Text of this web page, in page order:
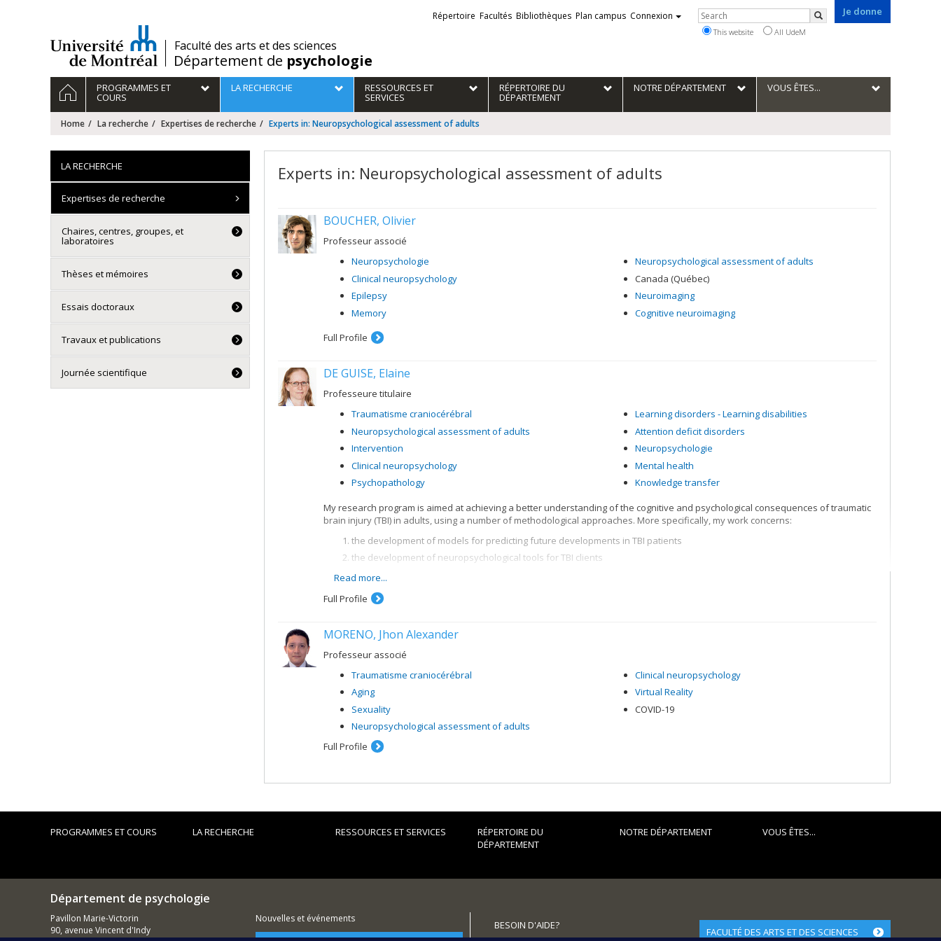
/Faculté des arts et des sciences
Département de psychologie
Je donne
Liens
externes
Répertoire Facultés Bibliothèques Plan campus Connexion Rechercher
Search
This website All UdeM
Navigation
principale
HOMEPROGRAMMES ET
COURS
LA RECHERCHE RESSOURCES ET
SERVICES
RÉPERTOIRE DU
DÉPARTEMENT
NOTRE DÉPARTEMENT VOUS ÊTES...
Home La recherche Expertises de recherche Experts in: Neuropsychological assessment of adults
Experts in: Neuropsychological assessment of adults
BOUCHER, Olivier
Professeur associé
Neuropsychologie
Clinical neuropsychology
Epilepsy
Memory
Neuropsychological assessment of adults
Canada (Québec)
Neuroimaging
Cognitive neuroimaging
Full Profile
DE GUISE, Elaine
Professeure titulaire
Traumatisme craniocérébral
Neuropsychological assessment of adults
Intervention
Clinical neuropsychology
Psychopathology
Learning disorders - Learning disabilities
Attention deficit disorders
Neuropsychologie
Mental health
Knowledge transfer
My research program is aimed at achieving a better understanding of the cognitive and psychological consequences of traumatic
brain injury (TBI) in adults, using a number of methodological approaches. More specifically, my work concerns:
the development of models for predicting future developments in TBI patients
the development of neuropsychological tools for TBI clients
the evaluation of early intervention and rehabilitation programs for TBI patients
Read more...
Full Profile
MORENO, Jhon Alexander
Professeur associé
Traumatisme craniocérébral
Aging
Sexuality
Neuropsychological assessment of adults
Clinical neuropsychology
Virtual Reality
COVID-19
Full Profile
LA RECHERCHE
Expertises de recherche
Chaires, centres, groupes, et
laboratoires
Thèses et mémoires
Essais doctoraux
Travaux et publications
Journée scientifique
PROGRAMMES ET COURS LA RECHERCHE RESSOURCES ET SERVICES
RÉPERTOIRE DU
DÉPARTEMENT
NOTRE DÉPARTEMENT VOUS ÊTES...
Département de psychologie
Pavillon Marie-Victorin
90, avenue Vincent d'Indy
Nouvelles et événements
BESOIN D'AIDE?
FACULTÉ DES ARTS ET DES SCIENCES